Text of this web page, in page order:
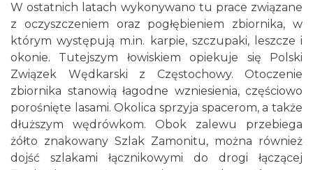
W ostatnich latach wykonywano tu prace związane
z oczyszczeniem oraz pogłębieniem zbiornika, w
którym występują m.in. karpie, szczupaki, leszcze i
okonie. Tutejszym łowiskiem opiekuje się Polski
Związek Wędkarski z Częstochowy. Otoczenie
zbiornika stanowią łagodne wzniesienia, częściowo
porośnięte lasami. Okolica sprzyja spacerom, a także
dłuższym wędrówkom. Obok zalewu przebiega
żółto znakowany Szlak Zamonitu, można również
dojść szlakami łącznikowymi do drogi łączącej